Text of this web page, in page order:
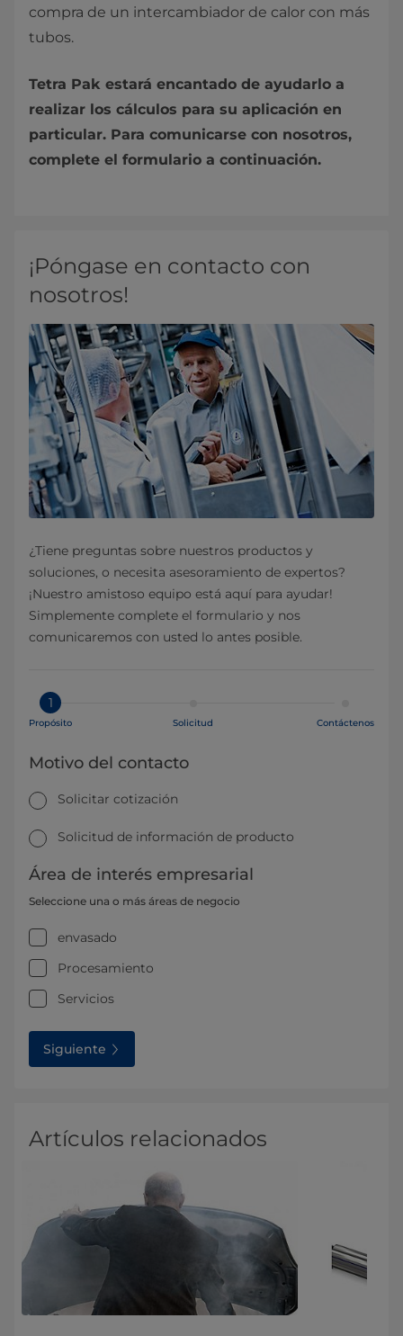
compra de un intercambiador de calor con más
tubos.
Tetra Pak estará encantado de ayudarlo a
realizar los cálculos para su aplicación en
particular. Para comunicarse con nosotros,
complete el formulario a continuación.
¡Póngase en contacto con
nosotros!
¿Tiene preguntas sobre nuestros productos y
soluciones, o necesita asesoramiento de expertos?
¡Nuestro amistoso equipo está aquí para ayudar!
Simplemente complete el formulario y nos
comunicaremos con usted lo antes posible.
1
Propósito Solicitud Contáctenos
Motivo del contacto
Solicitar cotización
Solicitud de información de producto
Área de interés empresarial
Seleccione una o más áreas de negocio
envasado
Procesamiento
Servicios
Siguiente
Artículos relacionados